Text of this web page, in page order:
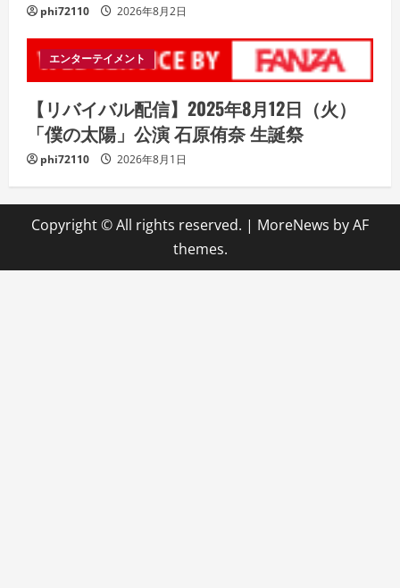
phi72110 2026年8月2日
エンターテイメント
【リバイバル配信】2025年8月12日（火）
「僕の太陽」公演 石原侑奈 生誕祭
phi72110 2026年8月1日
Copyright © All rights reserved. | MoreNews by AF
themes.